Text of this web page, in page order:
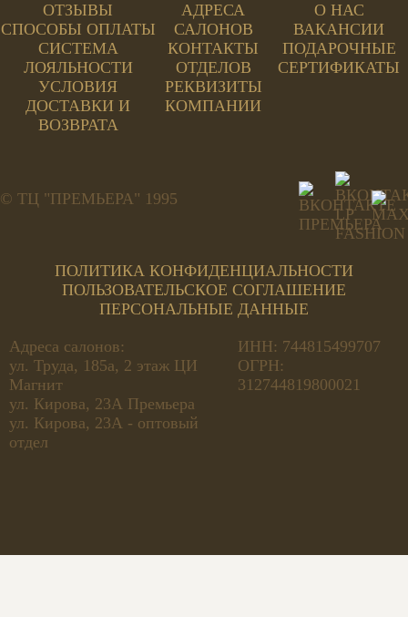
ОТЗЫВЫ
СПОСОБЫ ОПЛАТЫ
СИСТЕМА
ЛОЯЛЬНОСТИ
УСЛОВИЯ
ДОСТАВКИ И
ВОЗВРАТА
АДРЕСА
САЛОНОВ
КОНТАКТЫ
ОТДЕЛОВ
РЕКВИЗИТЫ
КОМПАНИИ
О НАС
ВАКАНСИИ
ПОДАРОЧНЫЕ
СЕРТИФИКАТЫ
© ТЦ "ПРЕМЬЕРА" 1995
ПОЛИТИКА КОНФИДЕНЦИАЛЬНОСТИ
ПОЛЬЗОВАТЕЛЬСКОЕ СОГЛАШЕНИЕ
ПЕРСОНАЛЬНЫЕ ДАННЫЕ
Адреса салонов:
ул. Труда, 185а, 2 этаж ЦИ
Магнит
ул. Кирова, 23А Премьера
ул. Кирова, 23А - оптовый
отдел
ИНН: 744815499707
ОГРН:
312744819800021